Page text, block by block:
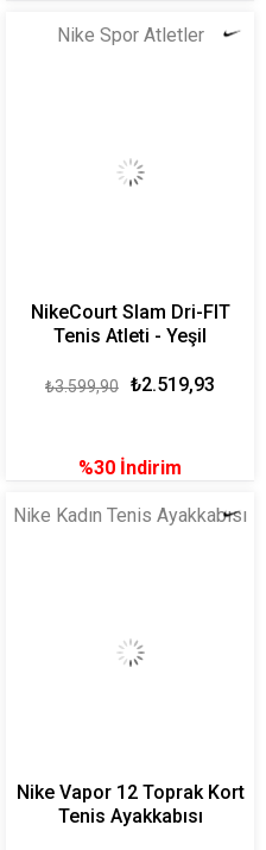
Nike Spor Atletler
NikeCourt Slam Dri-FIT
Tenis Atleti - Yeşil
₺2.519,93
₺3.599,90
%30 İndirim
Nike Kadın Tenis Ayakkabısı
Nike Vapor 12 Toprak Kort
Tenis Ayakkabısı